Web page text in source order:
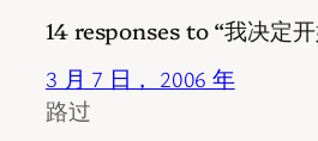
14 responses to “我决定
3 月 7 日， 2006 年
路过